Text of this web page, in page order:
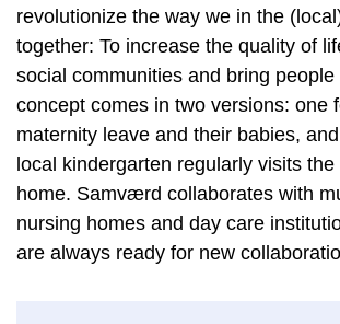
revolutionize the way we in the
together: To increase the quality of
social communities and bring people
concept comes in two versions: one
maternity leave and their babies,
local kindergarten regularly visits
home. Samværd collaborates with
nursing homes and day care
are always ready for new